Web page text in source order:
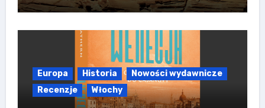
Europa Historia
Nowości wydawnicze
Recenzje
Włochy